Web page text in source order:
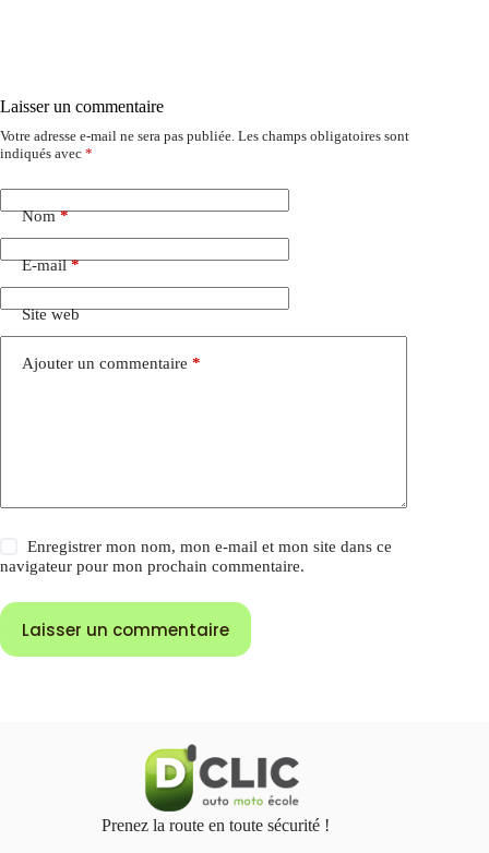
Laisser un commentaire
Votre adresse e-mail ne sera pas publiée. Les champs obligatoires sont
indiqués avec *
Nom*
E-mail*
Site web
Ajouter un commentaire *
Enregistrer mon nom, mon e-mail et mon site dans ce
navigateur pour mon prochain commentaire.
Laisser un commentaire
Prenez la route en toute sécurité !